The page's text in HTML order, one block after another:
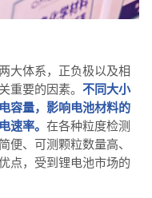
大体系，正负极以及相
重要的因素。不同大小
容量，影响电池材料的
速率。在各种粒度检测
便、可测颗粒数量高、
点，受到锂电池市场的